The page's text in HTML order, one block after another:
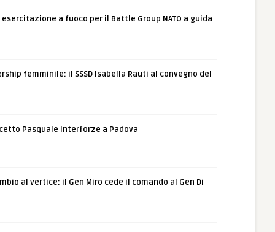
esercitazione a fuoco per il Battle Group NATO a guida
femminile: il SSSD Isabella Rauti al convegno del
Pasquale Interforze a Padova
al vertice: il Gen Miro cede il comando al Gen Di